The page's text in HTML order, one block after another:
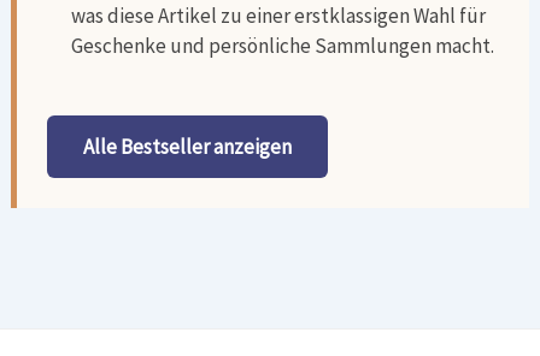
was diese Artikel zu einer erstklassigen Wahl für
Geschenke und persönliche Sammlungen macht.
Alle Bestseller anzeigen